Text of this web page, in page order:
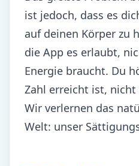
ist jedoch, dass es
auf deinen Körper zu
die App es erlaubt,
Energie braucht. Du
Zahl erreicht ist,
Wir verlernen das
Welt: unser